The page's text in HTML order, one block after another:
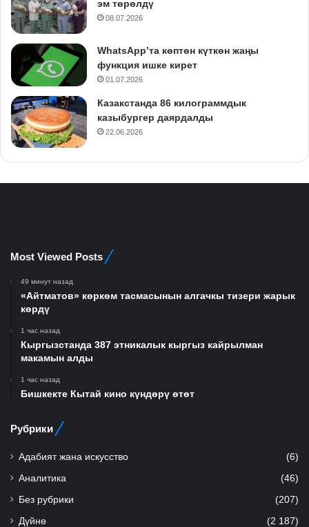
эм төрөлдү
08.07.2026
WhatsApp’та көптөн күткөн жаңы
функция ишке кирет
01.07.2026
Казакстанда 86 килограммдык
казыбургер даярдалды
22.06.2026
Most Viewed Posts
49 минут назад
«Айтматов» көркөм тасмасынын алгачкы тизери жарык
көрдү
1 час назад
Кыргызстанда 387 этникалык кыргыз кайрылман
макамын алды
1 час назад
Бишкекте Кытай кино күндөрү өтөт
Рубрики
Адабият жана искусство (6)
Аналитика (46)
Без рубрики (207)
Дүйнө (2 187)